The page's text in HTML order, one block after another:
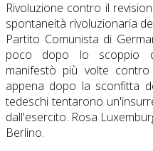
Rivoluzione contro il
spontaneità rivoluzionaria
Partito Comunista di
poco dopo lo scoppio
manifestò più volte
appena dopo la sconfitta
tedeschi tentarono
dall'esercito. Rosa
Berlino.